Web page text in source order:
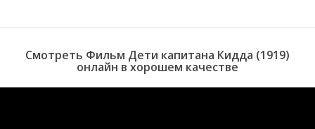
Смотреть Фильм Дети капитана Кидда (1919)
онлайн в хорошем качестве